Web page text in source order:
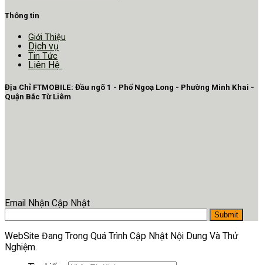
Thông tin
Giới Thiệu
Dịch vụ
Tin Tức
Liên Hệ
Địa Chỉ FTMOBILE: Đầu ngõ 1 - Phố Ngoạ Long - Phường Minh Khai -
Quận Bắc Từ Liêm
Email Nhận Cập Nhật
WebSite Đang Trong Quá Trình Cập Nhật Nội Dung Và Thử
Nghiệm.